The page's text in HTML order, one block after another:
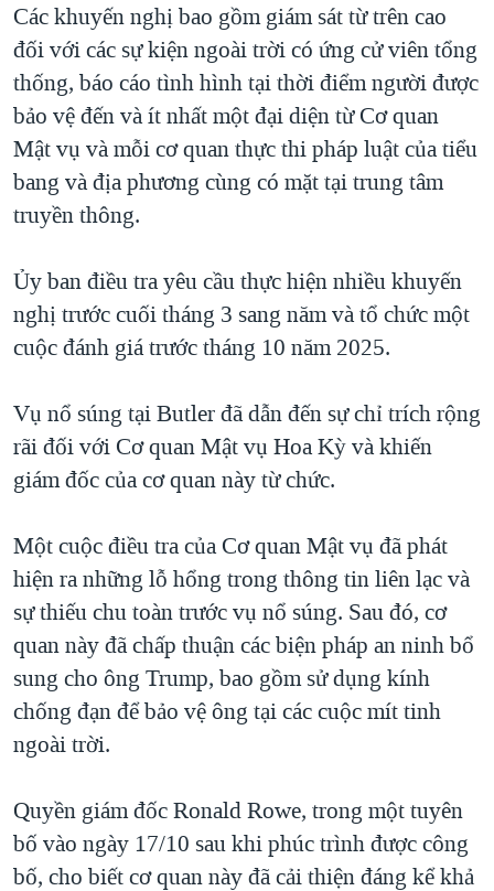
Các khuyến nghị bao gồm giám sát từ trên cao
đối với các sự kiện ngoài trời có ứng cử viên tổng
thống, báo cáo tình hình tại thời điểm người được
bảo vệ đến và ít nhất một đại diện từ Cơ quan
Mật vụ và mỗi cơ quan thực thi pháp luật của tiểu
bang và địa phương cùng có mặt tại trung tâm
truyền thông.
Ủy ban điều tra yêu cầu thực hiện nhiều khuyến
nghị trước cuối tháng 3 sang năm và tổ chức một
cuộc đánh giá trước tháng 10 năm 2025.
Vụ nổ súng tại Butler đã dẫn đến sự chỉ trích rộng
rãi đối với Cơ quan Mật vụ Hoa Kỳ và khiến
giám đốc của cơ quan này từ chức.
Một cuộc điều tra của Cơ quan Mật vụ đã phát
hiện ra những lỗ hổng trong thông tin liên lạc và
sự thiếu chu toàn trước vụ nổ súng. Sau đó, cơ
quan này đã chấp thuận các biện pháp an ninh bổ
sung cho ông Trump, bao gồm sử dụng kính
chống đạn để bảo vệ ông tại các cuộc mít tinh
ngoài trời.
Quyền giám đốc Ronald Rowe, trong một tuyên
bố vào ngày 17/10 sau khi phúc trình được công
bố, cho biết cơ quan này đã cải thiện đáng kể khả